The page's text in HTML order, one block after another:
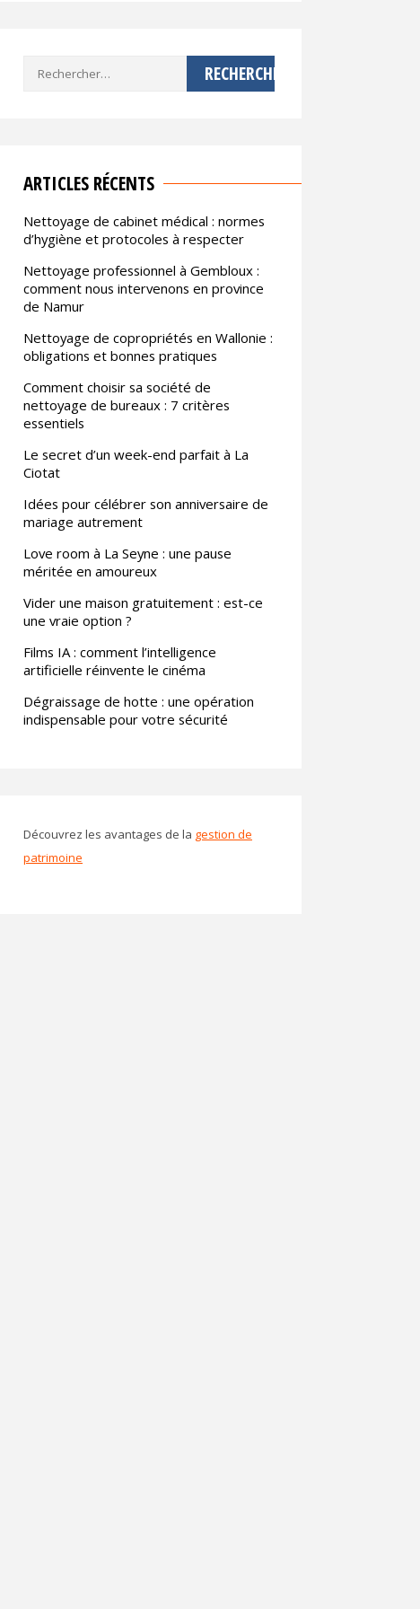
Rechercher :
ARTICLES RÉCENTS
Nettoyage de cabinet médical : normes
d’hygiène et protocoles à respecter
Nettoyage professionnel à Gembloux :
comment nous intervenons en province
de Namur
Nettoyage de copropriétés en Wallonie :
obligations et bonnes pratiques
Comment choisir sa société de
nettoyage de bureaux : 7 critères
essentiels
Le secret d’un week-end parfait à La
Ciotat
Idées pour célébrer son anniversaire de
mariage autrement
Love room à La Seyne : une pause
méritée en amoureux
Vider une maison gratuitement : est-ce
une vraie option ?
Films IA : comment l’intelligence
artificielle réinvente le cinéma
Dégraissage de hotte : une opération
indispensable pour votre sécurité
Découvrez les avantages de la gestion de
patrimoine